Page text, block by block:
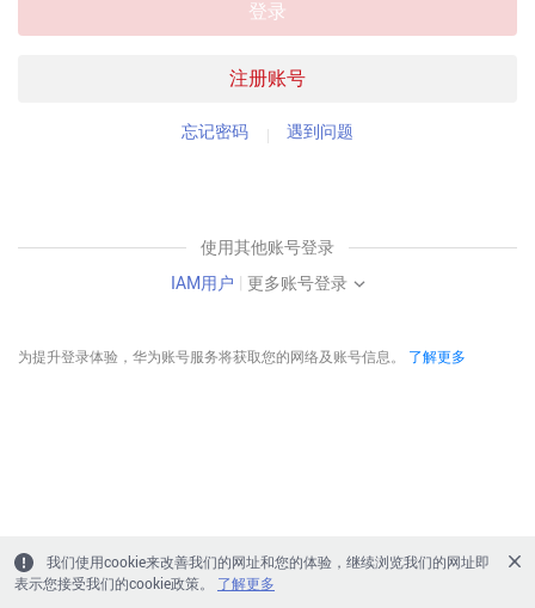
注册账号
登录
忘记密码 遇到问题
使用其他账号登录
IAM用户 | 更多账号登录
为提升登录体验，华为账号服务将获取您的网络及账号信息。 了解更多
我们使用cookie来改善我们的网址和您的体验，继续浏览我们的网址即
表示您接受我们的cookie政策。
了解更多